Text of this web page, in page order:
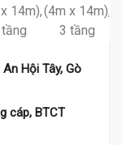
Hội Tây, Gò
cáp, BTCT